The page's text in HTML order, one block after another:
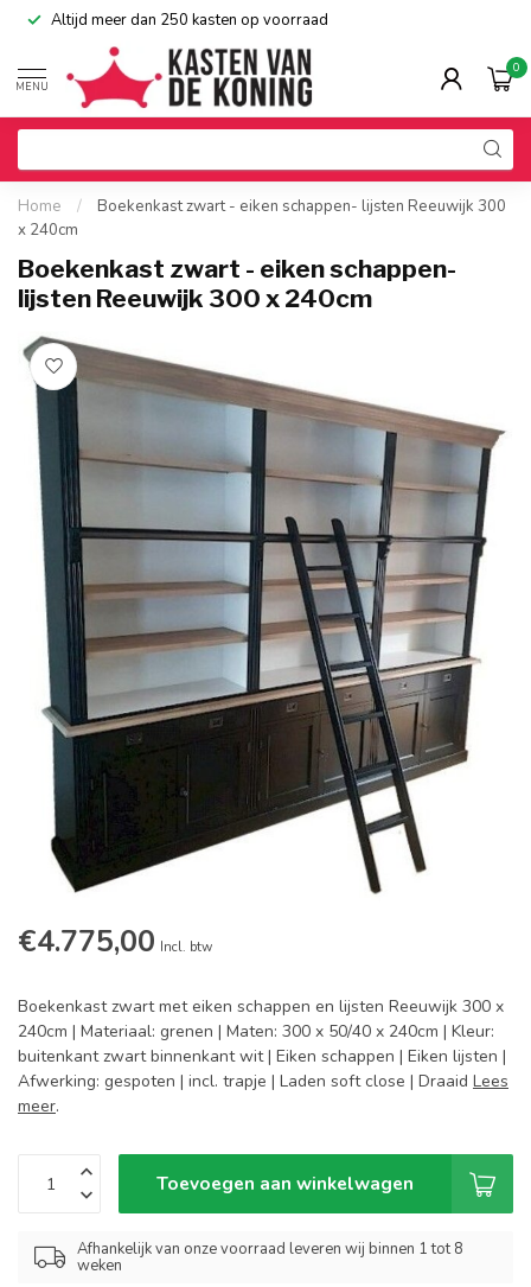
Altijd meer dan 250 kasten op voorraad
MENU
0
Home /
Boekenkast zwart - eiken schappen- lijsten Reeuwijk 300
x 240cm
Boekenkast zwart - eiken schappen-
lijsten Reeuwijk 300 x 240cm
€4.775,00 Incl. btw
Boekenkast zwart met eiken schappen en lijsten Reeuwijk 300 x
240cm | Materiaal: grenen | Maten: 300 x 50/40 x 240cm | Kleur:
buitenkant zwart binnenkant wit | Eiken schappen | Eiken lijsten |
Afwerking: gespoten | incl. trapje | Laden soft close | Draaid Lees
meer.
Toevoegen aan winkelwagen
Afhankelijk van onze voorraad leveren wij binnen 1 tot 8
weken